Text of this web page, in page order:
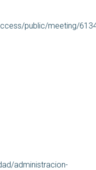
public/meeting/
administracion-